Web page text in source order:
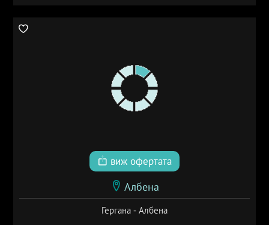
виж офертата
Албена
Гергана - Албена